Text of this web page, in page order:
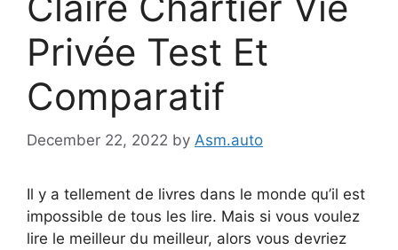
Privée Test Et
Comparatif
December 22, 2022 by Asm.auto
Il y a tellement de livres dans le monde qu’il est
impossible de tous les lire. Mais si vous voulez
lire le meilleur du meilleur, alors vous devriez